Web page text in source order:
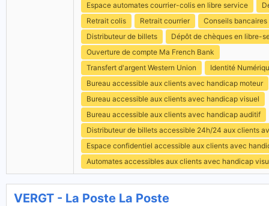
Espace automates courrier-colis en libre service
Retrait colis
Retrait courrier
Conseils bancaires
Distributeur de billets
Dépôt de chèques en libre-
Ouverture de compte Ma French Bank
Transfert d'argent Western Union
Identité
Bureau accessible aux clients avec handicap moteur
Bureau accessible aux clients avec handicap visuel
Bureau accessible aux clients avec handicap auditif
Distributeur de billets accessible 24h/24 aux clients
Espace confidentiel accessible aux clients avec
Automates accessibles aux clients avec handicap
VERGT - La Poste La Poste